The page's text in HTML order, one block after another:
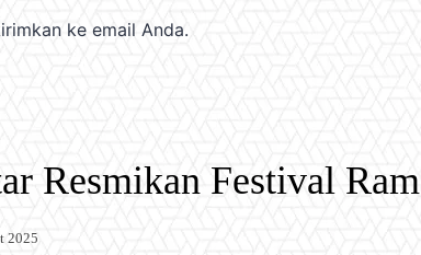
ke email Anda.
Resmikan Festival
2025